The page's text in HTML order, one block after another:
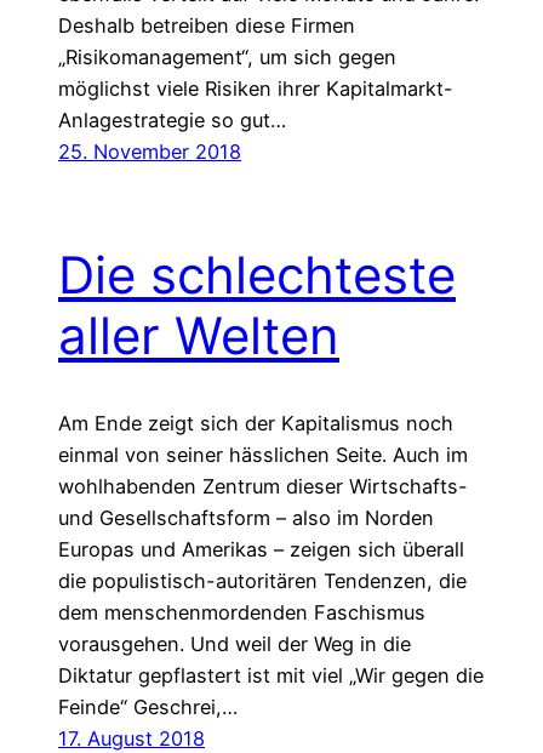
Deshalb betreiben diese Firmen
„Risikomanagement“, um sich gegen
möglichst viele Risiken ihrer Kapitalmarkt-
Anlagestrategie so gut…
25. November 2018
Die schlechteste
aller Welten
Am Ende zeigt sich der Kapitalismus noch
einmal von seiner hässlichen Seite. Auch im
wohlhabenden Zentrum dieser Wirtschafts-
und Gesellschaftsform – also im Norden
Europas und Amerikas – zeigen sich überall
die populistisch-autoritären Tendenzen, die
dem menschenmordenden Faschismus
vorausgehen. Und weil der Weg in die
Diktatur gepflastert ist mit viel „Wir gegen die
Feinde“ Geschrei,…
17. August 2018